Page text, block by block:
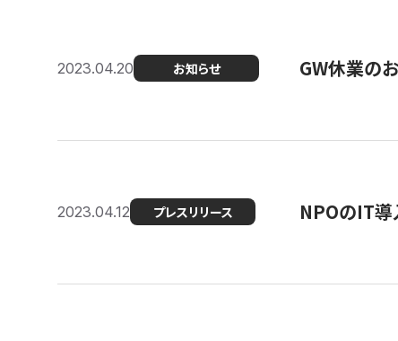
2023.04.20 お知らせ GW休業の
2023.04.12 プレスリリース NPOのIT導